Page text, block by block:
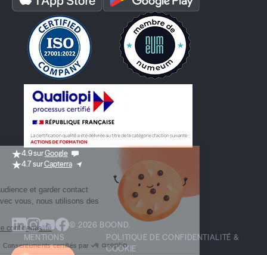
4.9 surGoogle
4.7 surCapterra
© 2026 BOOND.
MENTIONS
LÉGALES
POLITIQUE DE CONFIDENTIALITÉ &
COOKIE